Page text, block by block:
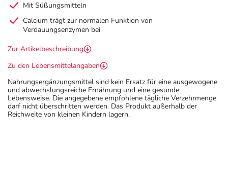
Mit Süßungsmitteln
Calcium trägt zur normalen Funktion von
Verdauungsenzymen bei
Zur Artikelbeschreibung
Zu den Lebensmittelangaben
Nahrungsergänzungsmittel sind kein Ersatz für eine ausgewogene
und abwechslungsreiche Ernährung und eine gesunde
Lebensweise. Die angegebene empfohlene tägliche Verzehrmenge
darf nicht überschritten werden. Das Produkt außerhalb der
Reichweite von kleinen Kindern lagern.